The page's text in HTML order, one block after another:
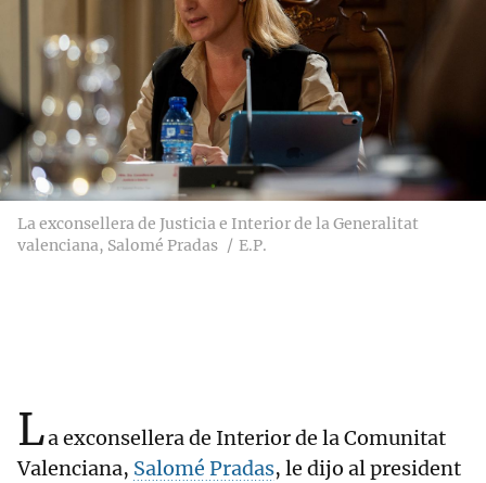
La exconsellera de Justicia e Interior de la Generalitat
valenciana, Salomé Pradas
E.P.
La exconsellera de Interior de la Comunitat
Valenciana, Salomé Pradas, le dijo al president